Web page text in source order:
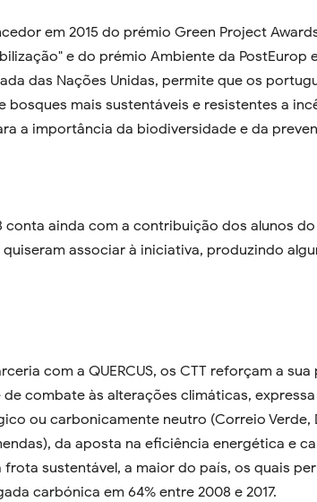
em 2015 do prémio Green Project
e do prémio Ambiente da PostEurop
das Nações Unidas, permite que os
bosques mais sustentáveis e resistentes a
a importância da biodiversidade e da
conta ainda com a contribuição dos alunos
quiseram associar à iniciativa, produzindo
com a QUERCUS, os CTT reforçam a
combate às alterações climáticas,
ou carbonicamente neutro (Correio Verde,
da aposta na eficiência energética e
frota sustentável, a maior do país, os quais
carbónica em 64% entre 2008 e 2017.